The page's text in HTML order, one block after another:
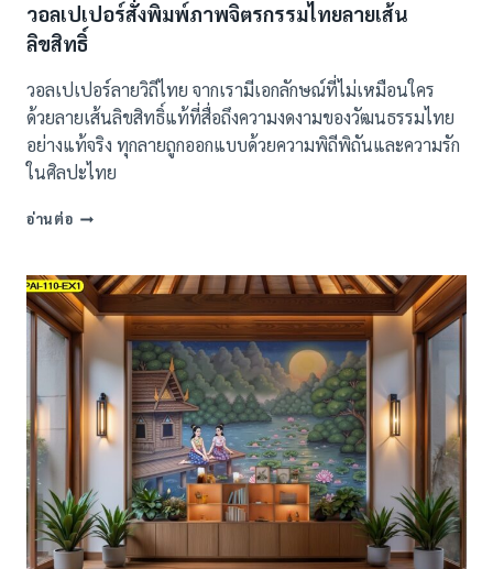
วอลเปเปอร์สั่งพิมพ์ภาพจิตรกรรมไทยลายเส้น
ลิขสิทธิ์
วอลเปเปอร์ลายวิถีไทย จากเรามีเอกลักษณ์ที่ไม่เหมือนใคร
ด้วยลายเส้นลิขสิทธิ์แท้ที่สื่อถึงความงดงามของวัฒนธรรมไทย
อย่างแท้จริง ทุกลายถูกออกแบบด้วยความพิถีพิถันและความรัก
ในศิลปะไทย
อ่านต่อวอลเปเปอร์
ภาพ
จิตรกรรม
ไทย
ลาย
เส้น
ลิขสิทธิ์